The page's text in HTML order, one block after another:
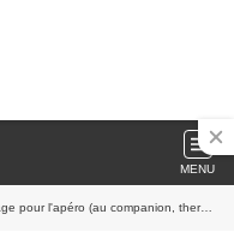
MENU
(au companion, thermomix, sans robot)